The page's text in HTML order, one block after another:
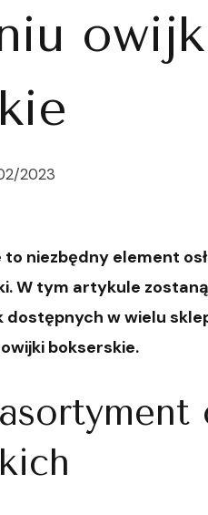
2023
niezbędny element
W tym artykule
dostępnych w wielu
bokserskie.